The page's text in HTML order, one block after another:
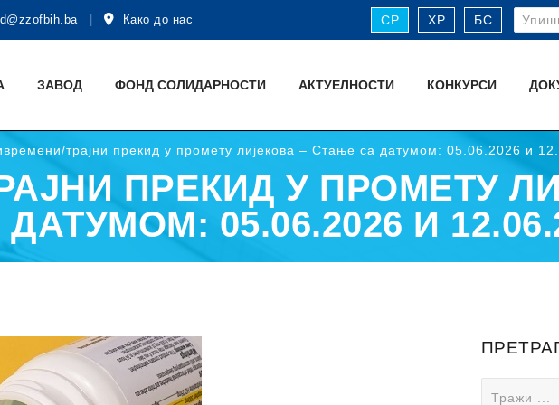
Како до нас СР ХР БС
Search
for:
ЗАВОД ФОНД СОЛИДАРНОСТИ АКТУЕЛНОСТИ КОНКУРСИ
трајни прекид у промету лијекова – Стање са датумом: 05.06.2026 и
ПРЕКИД У ПРОМЕТУ
05.06.2026 И